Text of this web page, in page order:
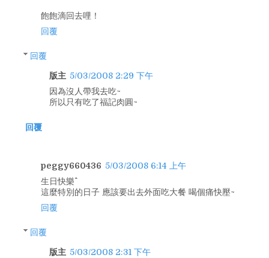
飽飽滴回去哩！
回覆
回覆
版主 5/03/2008 2:29 下午
因為沒人帶我去吃~
所以只有吃了福記肉圓~
回覆
peggy660436 5/03/2008 6:14 上午
生日快樂^^
這麼特別的日子 應該要出去外面吃大餐 喝個痛快壓~
回覆
回覆
版主 5/03/2008 2:31 下午